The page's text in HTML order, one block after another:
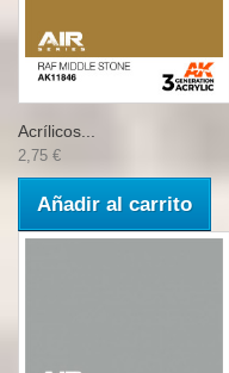
Acrílicos...
2,75 €
Añadir al carrito